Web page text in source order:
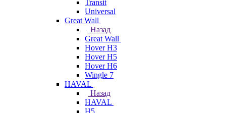
Transit
Universal
Great Wall
Назад
Great Wall
Hover H3
Hover H5
Hover H6
Wingle 7
HAVAL
Назад
HAVAL
H5